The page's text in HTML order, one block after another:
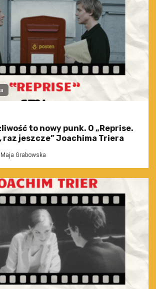
to nowy punk. O „Reprise.
raz jeszcze” Joachima Triera
Maja Grabowska